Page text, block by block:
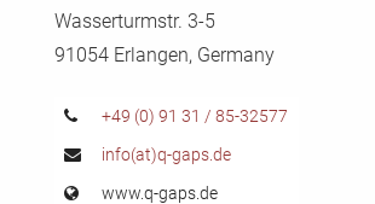
CoxBase
QFIG
Login
Wasserturmstr. 3-5
91054 Erlangen, Germany
+49 (0) 91 31 / 85-32577
info(at)q-gaps.de
www.q-gaps.de